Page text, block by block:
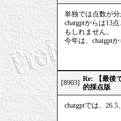
単独では点数が分
chatgptからは13
もしれません。
今年は、chatgpt
[8903]
Re: 【最後
的採点版
chatgptでは、